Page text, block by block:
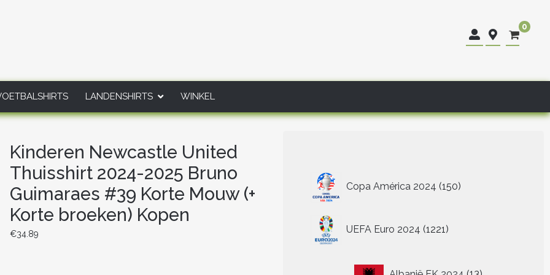
0
LANDENSHIRTS WINKEL
Kinderen Newcastle United
Thuisshirt 2024-2025 Bruno
Guimaraes #39 Korte Mouw (+
Korte broeken) Kopen
€34.89
Copa América 2024 150
producten
UEFA Euro 2024 1221
producten
13